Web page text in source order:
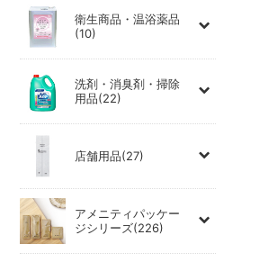
衛生商品・温浴薬品
(10)
洗剤・消臭剤・掃除
用品(22)
店舗用品(27)
アメニティパッケー
ジシリーズ(226)